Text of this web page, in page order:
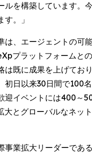
ルを構築しています。
す。」
は、エージェントの可
プラットフォームと
は既に成果を上げてお
初日以来30日間で100
迎イベントには400～
大とグローバルなネッ
事業拡大リーダーであ